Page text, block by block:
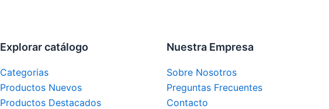
Explorar catálogo
Categorias
Productos Nuevos
Productos Destacados
Nuestra Empresa
Sobre Nosotros
Preguntas Frecuentes
Contacto